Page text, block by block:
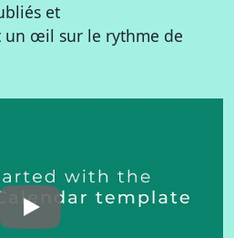
et
un œil sur le rythme de